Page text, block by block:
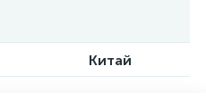
Китай